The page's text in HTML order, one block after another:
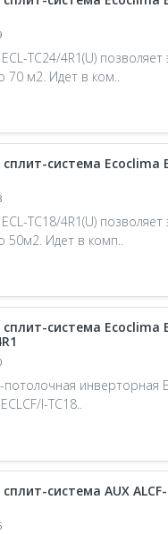
TC24/4R1(U)
м2. Идет в ком..
система Ecoclima
TC18/4R1(U)
50м2. Идет в комп..
система Ecoclima
инверторная
I-TC18..
система AUX ALCF-